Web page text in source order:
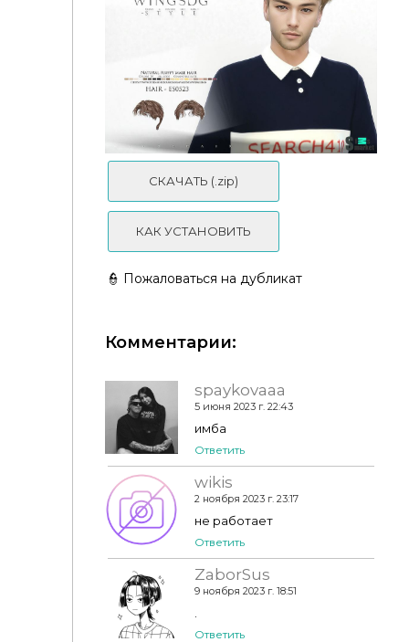
Прическа Neat ES0418
Прическа ES0523-Natural fluffy
СКАЧАТЬ (.zip)
КАК УСТАНОВИТЬ
👮 Пожаловаться на дубликат
Комментарии:
spaykovaaa
5 июня 2023 г. 22:43
имба
Ответить
wikis
2 ноября 2023 г. 23:17
не работает
Ответить
ZaborSus
9 ноября 2023 г. 18:51
Ответить